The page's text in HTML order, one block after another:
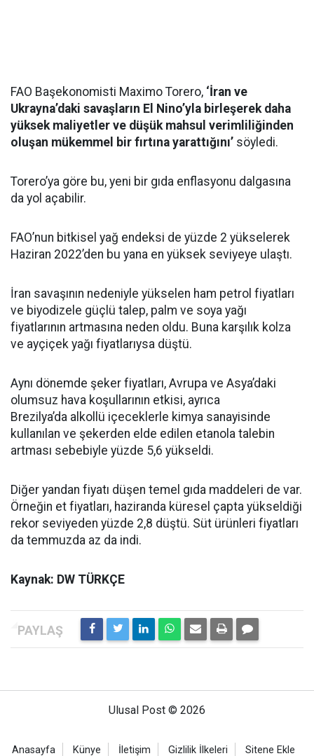
FAO Başekonomisti Maximo Torero, ‘İran ve
Ukrayna’daki savaşların El Nino’yla birleşerek daha
yüksek maliyetler ve düşük mahsul verimliliğinden
oluşan mükemmel bir fırtına yarattığını’ söyledi.
Torero’ya göre bu, yeni bir gıda enflasyonu dalgasına
da yol açabilir.
FAO’nun bitkisel yağ endeksi de yüzde 2 yükselerek
Haziran 2022’den bu yana en yüksek seviyeye ulaştı.
İran savaşının nedeniyle yükselen ham petrol fiyatları
ve biyodizele güçlü talep, palm ve soya yağı
fiyatlarının artmasına neden oldu. Buna karşılık kolza
ve ayçiçek yağı fiyatlarıysa düştü.
Aynı dönemde şeker fiyatları, Avrupa ve Asya’daki
olumsuz hava koşullarının etkisi, ayrıca
Brezilya’da alkollü içeceklerle kimya sanayisinde
kullanılan ve şekerden elde edilen etanola talebin
artması sebebiyle yüzde 5,6 yükseldi.
Diğer yandan fiyatı düşen temel gıda maddeleri de var.
Örneğin et fiyatları, haziranda küresel çapta yükseldiği
rekor seviyeden yüzde 2,8 düştü. Süt ürünleri fiyatları
da temmuzda az da indi.
Kaynak: DW TÜRKÇE
Ulusal Post © 2026
Anasayfa Künye İletişim Gizlilik İlkeleri Sitene Ekle